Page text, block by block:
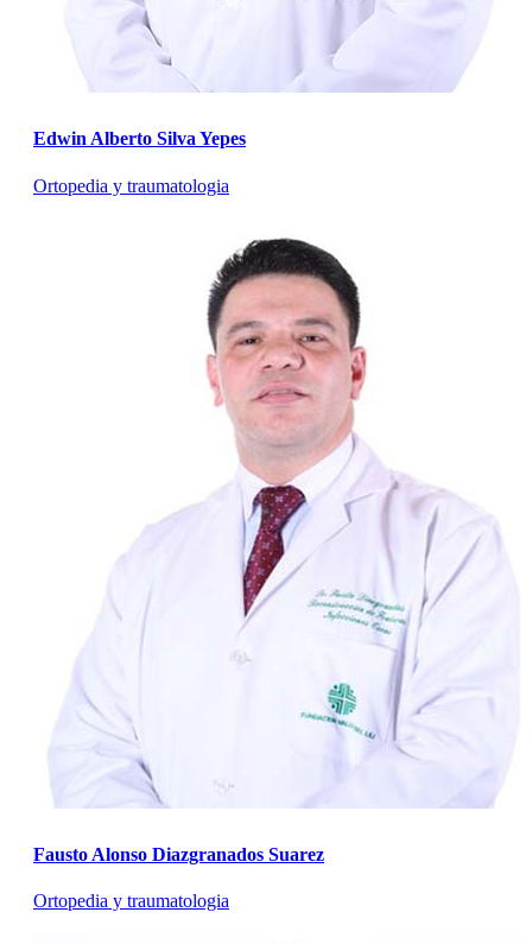
Edwin Alberto Silva Yepes
Ortopedia y traumatologia
Fausto Alonso Diazgranados Suarez
Ortopedia y traumatologia